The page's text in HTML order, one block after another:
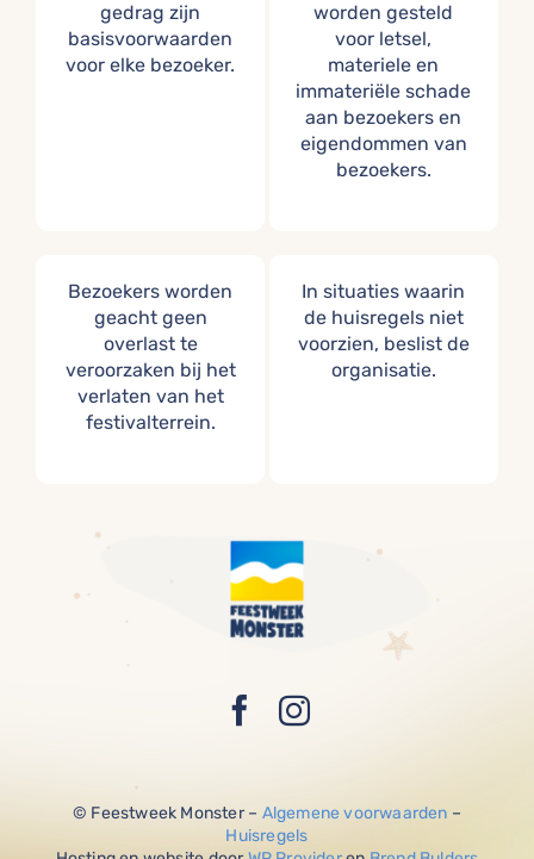
gedrag zijn
basisvoorwaarden
voor elke bezoeker.
worden gesteld
voor letsel,
materiele en
immateriële schade
aan bezoekers en
eigendommen van
bezoekers.
Bezoekers worden
geacht geen
overlast te
veroorzaken bij het
verlaten van het
festivalterrein.
In situaties waarin
de huisregels niet
voorzien, beslist de
organisatie.
© Feestweek Monster – Algemene voorwaarden –
Huisregels